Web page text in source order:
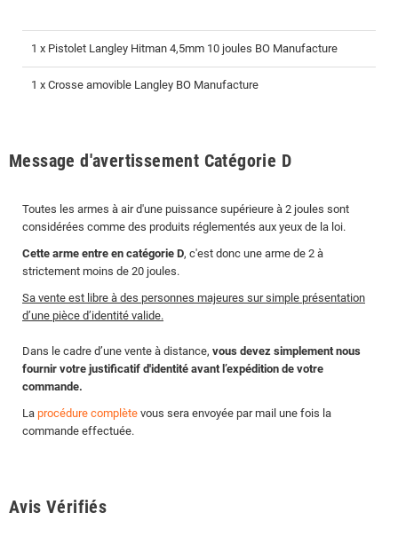
1 x Pistolet Langley Hitman 4,5mm 10 joules BO Manufacture
1 x Crosse amovible Langley BO Manufacture
Message d'avertissement Catégorie D
Toutes les armes à air d'une puissance supérieure à 2 joules sont
considérées comme des produits réglementés aux yeux de la loi.
Cette arme entre en catégorie D, c'est donc une arme de 2 à
strictement moins de 20 joules.
Sa vente est libre à des personnes majeures sur simple présentation
d’une pièce d’identité valide.
Dans le cadre d’une vente à distance, vous devez simplement nous
fournir votre justificatif d'identité avant l’expédition de votre
commande.
La procédure complète vous sera envoyée par mail une fois la
commande effectuée.
Avis Vérifiés